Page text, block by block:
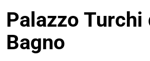
Palazzo Turchi
Bagno